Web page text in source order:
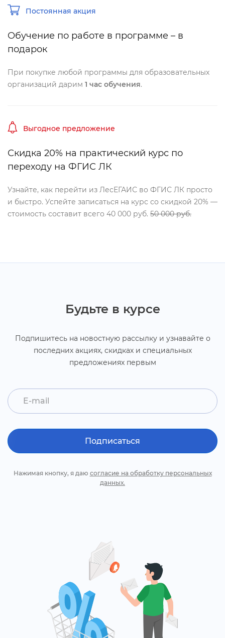
Постоянная акция
Обучение по работе в программе –
подарок
При покупке любой программы для образовательных
организаций дарим 1 час обучения.
ыгодное предложение
Скидка 20% на практический курс по
переходу на ФГИС ЛК
Узнайте, как перейти из ЛесЕГАИС во ФГИС ЛК просто
и быстро. Успейте записаться на курс со скидкой 20% —
стоимость составит всего 40 000 руб. 50 000 руб.
Будьте в курсе
Подпишитесь на новостную рассылку и узнавайте о
последних акциях, скидках и специальных
предложениях первым
Подписаться
Нажимая кнопку, я даю согласие на обработку персональных
данных.